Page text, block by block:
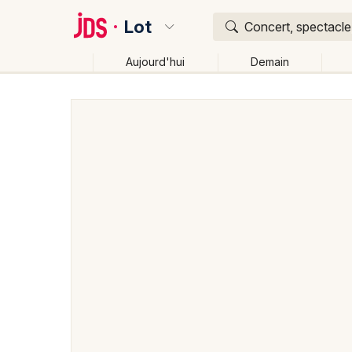
Lot Concert,
Aujourd'hui Demain